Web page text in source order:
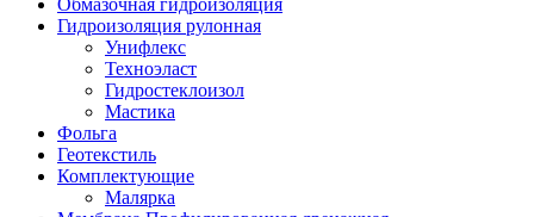
Обмазочная гидроизоляция
Гидроизоляция рулонная
Унифлекс
Техноэласт
Гидростеклоизол
Мастика
Фольга
Геотекстиль
Комплектующие
Малярка